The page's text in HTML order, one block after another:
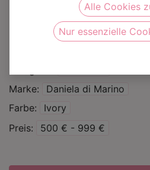
Auf die Wunschliste
Marke
Daniela di Marino
Farbe
Ivory
Preis
500 € - 999 €
Alle Cookies
Nur essenzielle